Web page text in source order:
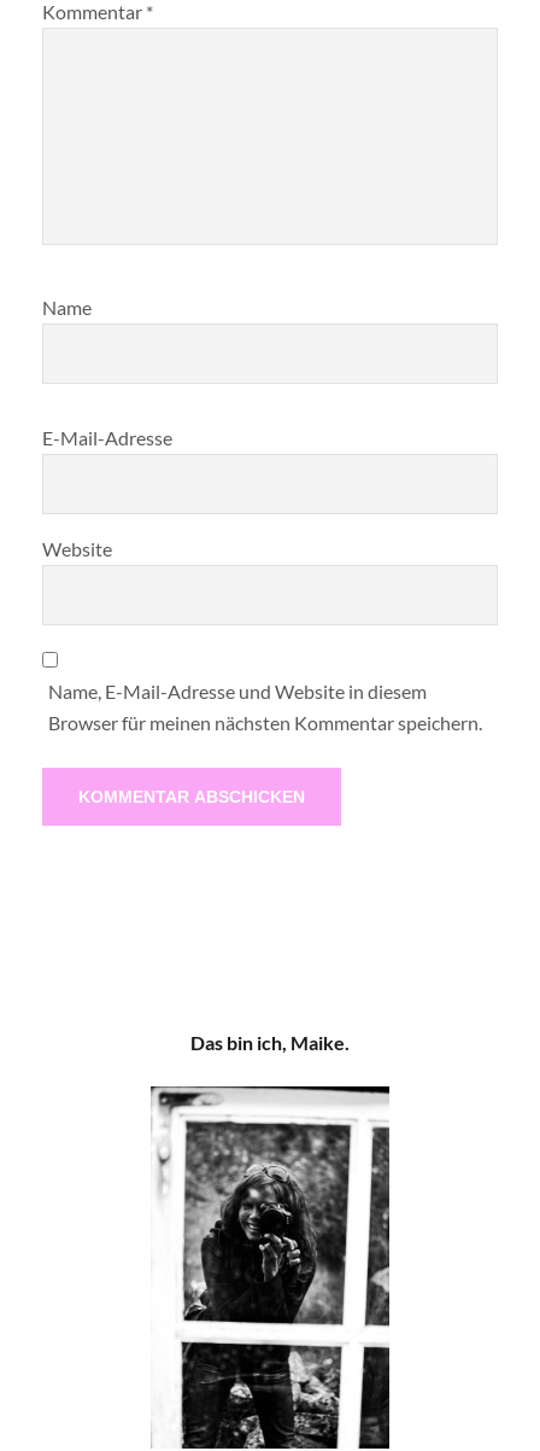
Kommentar *
Name
E-Mail-Adresse
Website
Name, E-Mail-Adresse und Website in diesem
Browser für meinen nächsten Kommentar speichern.
Das bin ich, Maike.